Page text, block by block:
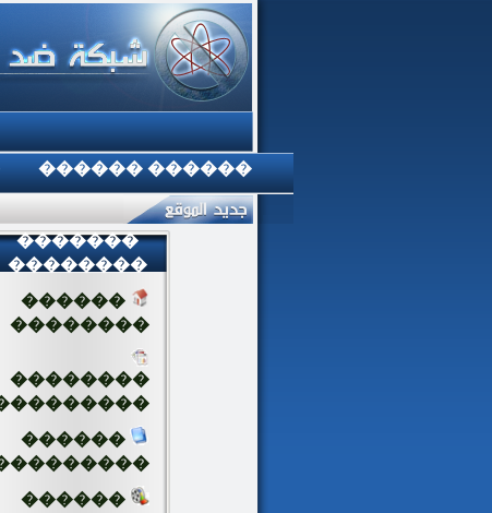
������ ������
�������
��������
������
��������
��������
������
������